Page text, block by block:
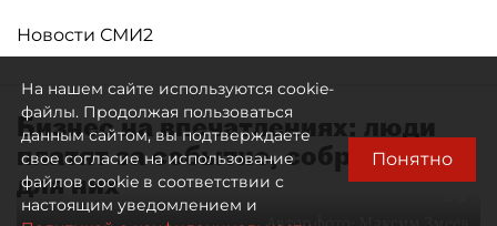
Новости СМИ2
Бизнес на впечатлениях: люди
платят за событие, собранное
для них
На нашем сайте используются cookie-
файлы. Продолжая пользоваться
данным сайтом, вы подтверждаете
свое согласие на использование
файлов cookie в соответствии с
настоящим уведомлением и
Понятно